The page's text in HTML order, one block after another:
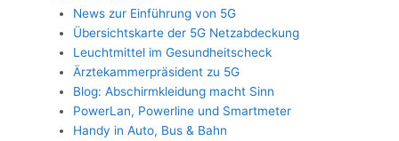
News zur Einführung von 5G
Übersichtskarte der 5G Netzabdeckung
Leuchtmittel im Gesundheitscheck
Ärztekammerpräsident zu 5G
Blog: Abschirmkleidung macht Sinn
PowerLan, Powerline und Smartmeter
Handy in Auto, Bus & Bahn